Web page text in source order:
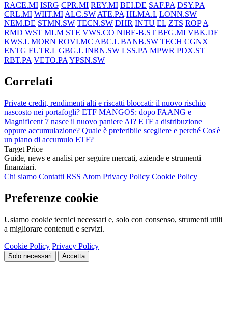
RACE.MI ISRG CPR.MI REY.MI BEI.DE SAF.PA DSY.PA
CRL.MI WIIT.MI ALC.SW ATE.PA HLMA.L LONN.SW
NEM.DE STMN.SW TECN.SW DHR INTU EL ZTS ROP A
RMD WST MLM STE VWS.CO NIBE-B.ST BFG.MI VBK.DE
KWS.L MORN ROVI.MC ABC.L BANB.SW TECH CGNX
ENTG FUTR.L GBG.L INRN.SW LSS.PA MPWR PDX.ST
RBT.PA VETO.PA YPSN.SW
Correlati
Private credit, rendimenti alti e riscatti bloccati: il nuovo rischio
nascosto nei portafogli? ETF MANGOS: dopo FAANG e
Magnificent 7 nasce il nuovo paniere AI? ETF a distribuzione
oppure accumulazione? Quale è preferibile scegliere e perché Cos'è
un piano di accumulo ETF?
Target Price
Guide, news e analisi per seguire mercati, aziende e strumenti
finanziari.
Chi siamo Contatti RSS Atom Privacy Policy Cookie Policy
Preferenze cookie
Usiamo cookie tecnici necessari e, solo con consenso, strumenti utili
a migliorare contenuti e servizi.
Cookie Policy Privacy Policy
Solo necessari Accetta